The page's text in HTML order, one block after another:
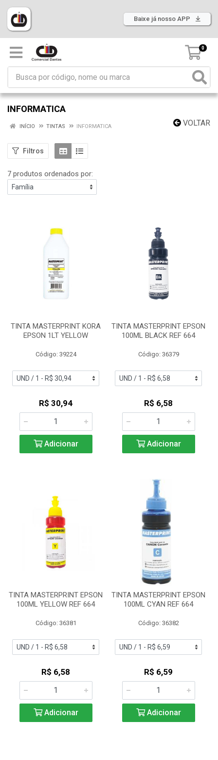
Baixe já nosso APP
0
INFORMATICA
VOLTAR
INÍCIO TINTAS INFORMATICA
Filtros
7 produtos ordenados por:
TINTA MASTERPRINT KORA
EPSON 1LT YELLOW
Código: 39224
R$ 30,94
Adicionar
TINTA MASTERPRINT EPSON
100ML BLACK REF 664
Código: 36379
R$ 6,58
Adicionar
TINTA MASTERPRINT EPSON
100ML YELLOW REF 664
Código: 36381
R$ 6,58
Adicionar
TINTA MASTERPRINT EPSON
100ML CYAN REF 664
Código: 36382
R$ 6,59
Adicionar